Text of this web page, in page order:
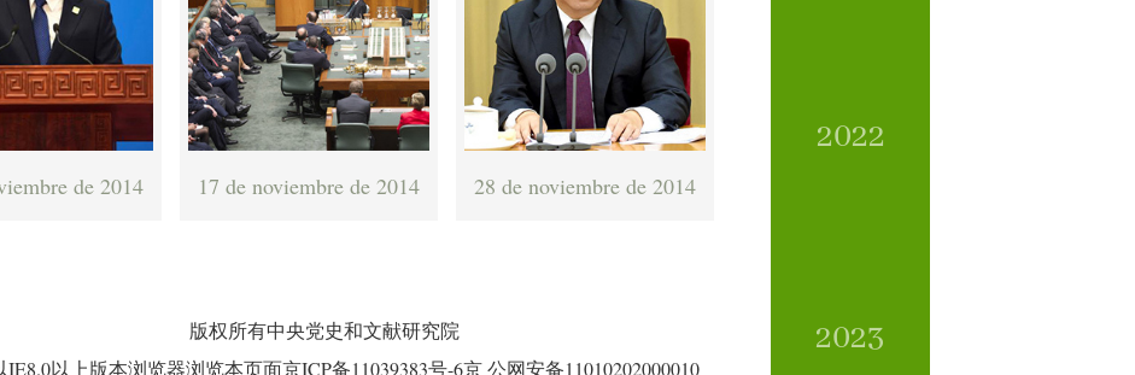
2022
2023
de 2014 17 de noviembre de 2014 28 de noviembre de 2014
版权所有中央党史和文献研究院
IE8.0以上版本浏览器浏览本页面京ICP备11039383号-6京 公网安备11010202000010